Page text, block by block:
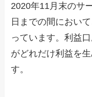
2020年11月末のサ
日までの間におい
っています。利益
がどれだけ利益を
す。